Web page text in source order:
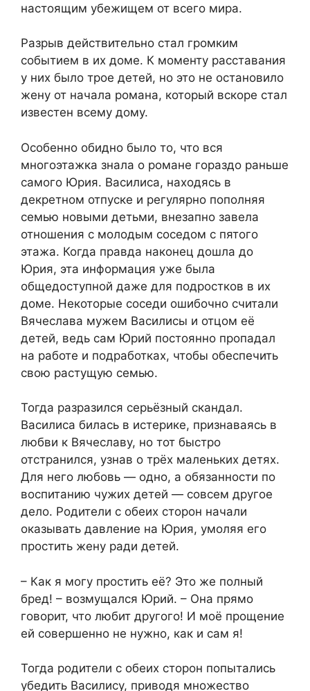
настоящим убежищем от всего мира.
Разрыв действительно стал громким
событием в их доме. К моменту расставания
у них было трое детей, но это не остановило
жену от начала романа, который вскоре стал
известен всему дому.
Особенно обидно было то, что вся
многоэтажка знала о романе гораздо раньше
самого Юрия. Василиса, находясь в
декретном отпуске и регулярно пополняя
семью новыми детьми, внезапно завела
отношения с молодым соседом с пятого
этажа. Когда правда наконец дошла до
Юрия, эта информация уже была
общедоступной даже для подростков в их
доме. Некоторые соседи ошибочно считали
Вячеслава мужем Василисы и отцом её
детей, ведь сам Юрий постоянно пропадал
на работе и подработках, чтобы обеспечить
свою растущую семью.
Тогда разразился серьёзный скандал.
Василиса билась в истерике, признаваясь в
любви к Вячеславу, но тот быстро
отстранился, узнав о трёх маленьких детях.
Для него любовь — одно, а обязанности по
воспитанию чужих детей — совсем другое
дело. Родители с обеих сторон начали
оказывать давление на Юрия, умоляя его
простить жену ради детей.
– Как я могу простить её? Это же полный
бред! – возмущался Юрий. – Она прямо
говорит, что любит другого! И моё прощение
ей совершенно не нужно, как и сам я!
Тогда родители с обеих сторон попытались
убедить Василису, приводя множество